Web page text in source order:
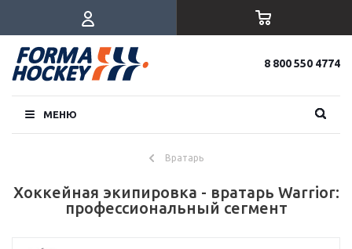
8 800 550 4774
МЕНЮ
Вратарь
Хоккейная экипировка - вратарь Warrior:
профессиональный сегмент